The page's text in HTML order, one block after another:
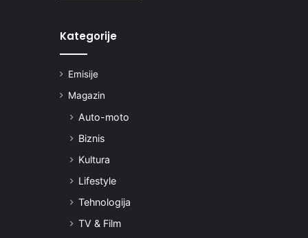
Kategorije
Emisije
Magazin
Auto-moto
Biznis
Kultura
Lifestyle
Tehnologija
TV & Film